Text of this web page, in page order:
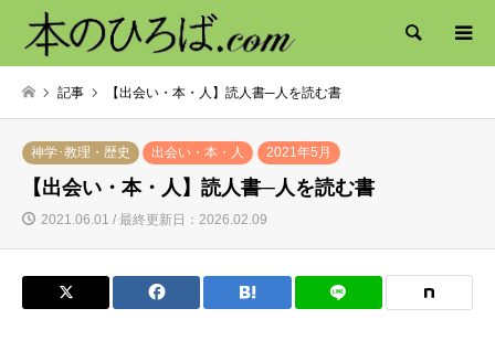
検索
記事 【出会い・本・人】読人書─人を読む書
神学･教理・歴史 出会い・本・人 2021年5月
【出会い・本・人】読人書─人を読む書
2021.06.01 / 最終更新日：2026.02.09